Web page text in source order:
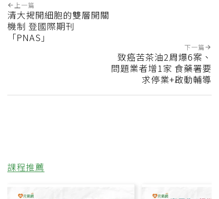
上一篇
清大揭開細胞的雙層開關
機制 登國際期刊
「PNAS」
下一篇
致癌苦茶油2周爆6案、
問題業者增1家 食藥署要
求停業+啟動輔導
課程推薦